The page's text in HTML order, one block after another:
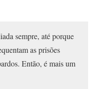
sempre, até porque
as prisões
Então, é mais um